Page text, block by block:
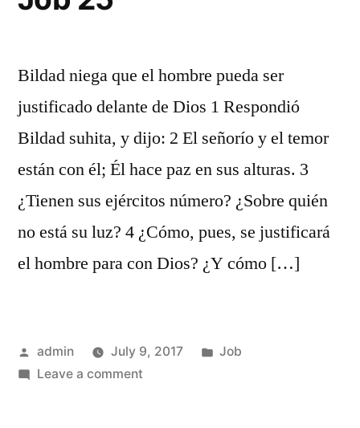
Bildad niega que el hombre pueda ser
justificado delante de Dios 1 Respondió
Bildad suhita, y dijo: 2 El señorío y el temor
están con él; Él hace paz en sus alturas. 3
¿Tienen sus ejércitos número? ¿Sobre quién
no está su luz? 4 ¿Cómo, pues, se justificará
el hombre para con Dios? ¿Y cómo […]
Posted
by
admin July 9, 2017
Posted
Job
Leave a commenton